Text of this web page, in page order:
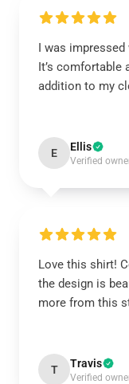
I was
It’s comfortable
addition to my
E Ellis
Verified
Love this shirt!
the design is
more from this
T Travis
Verified